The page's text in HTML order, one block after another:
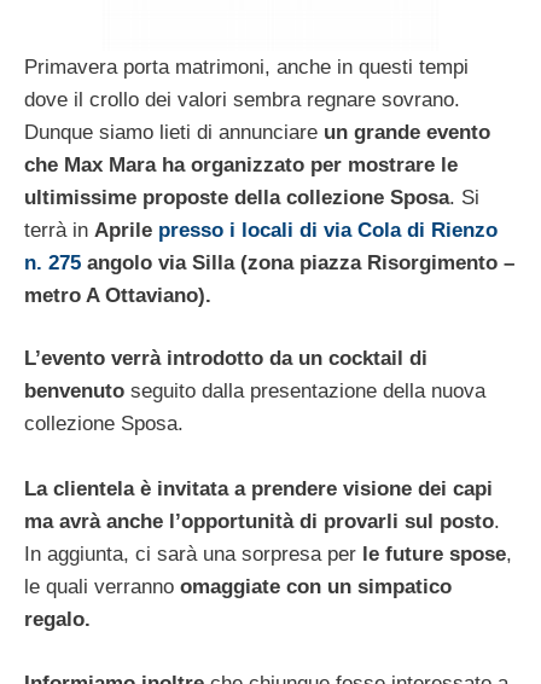
Primavera porta matrimoni, anche in questi tempi
dove il crollo dei valori sembra regnare sovrano.
Dunque siamo lieti di annunciare un grande evento
che Max Mara ha organizzato per mostrare le
ultimissime proposte della collezione Sposa. Si
terrà in Aprile presso i locali di via Cola di Rienzo
n. 275 angolo via Silla (zona piazza Risorgimento –
metro A Ottaviano).
L’evento verrà introdotto da un cocktail di
benvenuto seguito dalla presentazione della nuova
collezione Sposa.
La clientela è invitata a prendere visione dei capi
ma avrà anche l’opportunità di provarli sul posto.
In aggiunta, ci sarà una sorpresa per le future spose,
le quali verranno omaggiate con un simpatico
regalo.